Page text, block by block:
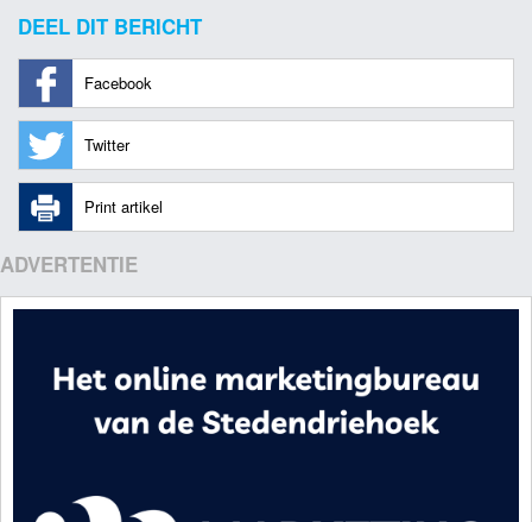
DEEL DIT BERICHT
Facebook
Twitter
Print artikel
ADVERTENTIE